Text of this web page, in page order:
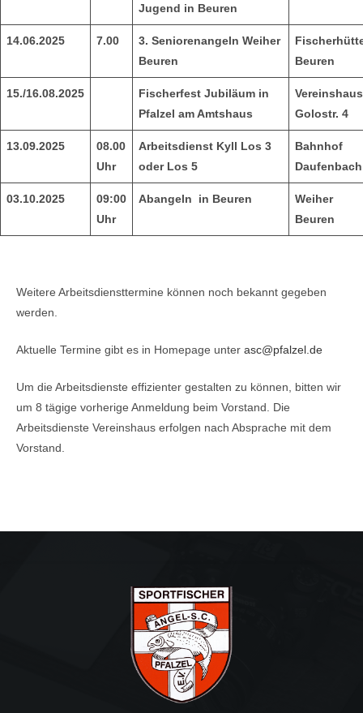
Jugend in Beuren
14.06.2025 7.00
3. Seniorenangeln Weiher
Beuren
Beuren
15./16.08.2025
Fischerfest Jubiläum in
Pfalzel am Amtshaus
Vereinshaus
Golostr. 4
13.09.2025
08.00
Uhr
Arbeitsdienst Kyll Los 3
oder Los 5
Bahnhof
Daufenbach
03.10.2025
09:00
Uhr
Abangeln in Beuren
Weiher
Beuren
Weitere Arbeitsdiensttermine können noch bekannt gegeben
werden.
Aktuelle Termine gibt es in Homepage unter asc@pfalzel.de
Um die Arbeitsdienste effizienter gestalten zu können, bitten wir
um 8 tägige vorherige Anmeldung beim Vorstand. Die
Arbeitsdienste Vereinshaus erfolgen nach Absprache mit dem
Vorstand.